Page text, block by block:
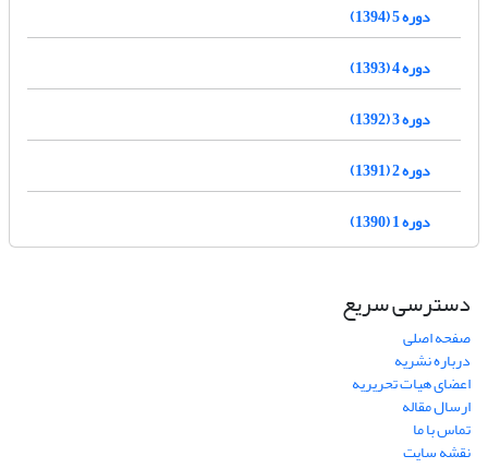
دوره 5 (1394)
دوره 4 (1393)
دوره 3 (1392)
دوره 2 (1391)
دوره 1 (1390)
دسترسی سریع
صفحه اصلی
درباره نشریه
اعضای هیات تحریریه
ارسال مقاله
تماس با ما
نقشه سایت